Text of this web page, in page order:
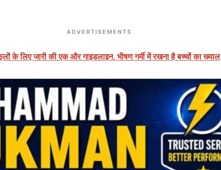
ADVERTISEMENTS
के लिए जारी की एक और गाइडलाइन, भीषण गर्मी में रखना है बच्चों का ख्याल